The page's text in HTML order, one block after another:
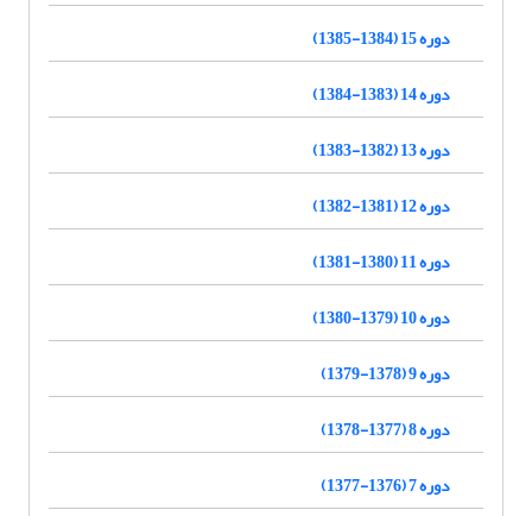
دوره 15 (1384-1385)
دوره 14 (1383-1384)
دوره 13 (1382-1383)
دوره 12 (1381-1382)
دوره 11 (1380-1381)
دوره 10 (1379-1380)
دوره 9 (1378-1379)
دوره 8 (1377-1378)
دوره 7 (1376-1377)